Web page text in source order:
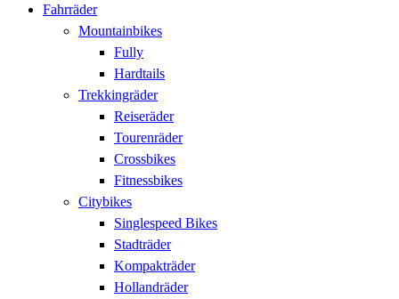
Fahrräder
Mountainbikes
Fully
Hardtails
Trekkingräder
Reiseräder
Tourenräder
Crossbikes
Fitnessbikes
Citybikes
Singlespeed Bikes
Stadträder
Kompakträder
Hollandräder